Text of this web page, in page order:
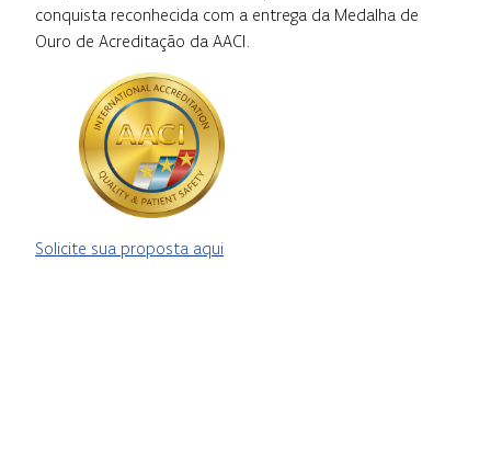
conquista reconhecida com a entrega da Medalha de
Ouro de Acreditação da AACI.
Solicite sua proposta aqui